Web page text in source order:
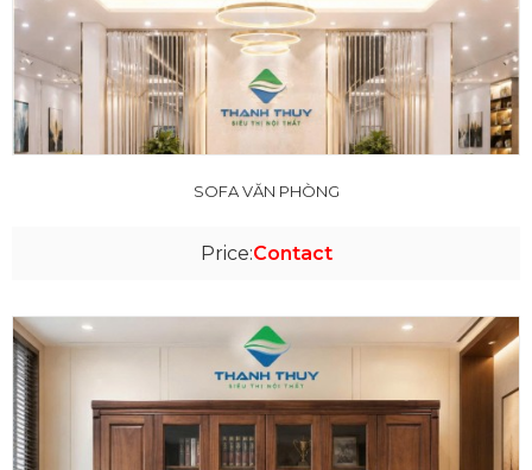
SOFA VĂN PHÒNG
Price:Contact